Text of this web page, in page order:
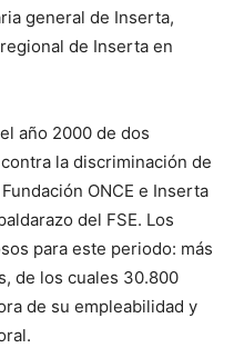
general de Inserta,
de Inserta en
año 2000 de dos
la discriminación de
ONCE e Inserta
del FSE. Los
para este periodo: más
de los cuales 30.800
de su empleabilidad y